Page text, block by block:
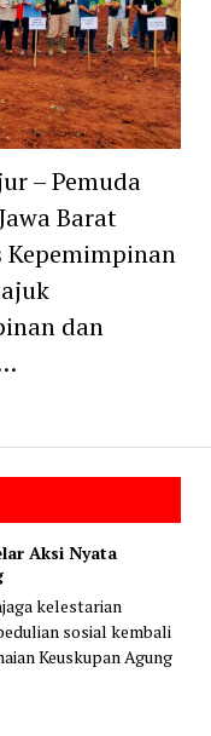
Aksi Nyata
kelestarian
sosial kembali
Keuskupan Agung
– Pemuda
Barat
Kepemimpinan
dan